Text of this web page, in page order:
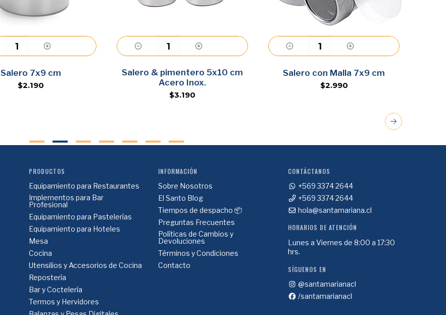
Agregar
Salero 7x9 cm
$2.190
Agregar
Salero & pimentero 5x10 cm
Acero Inox.
$3.190
Agregar
Salero con Malla 7x9 cm
$2.990
PRODUCTOS
Equipamiento para Restaurantes
Implementos para Bar
Profesional
Equipamiento para Pastelerías
Equipamiento para Hoteles
Mesa
Cocina
Utensilios y Accesorios de Cocina
Repostería
Bar y Coctelería
Termos y Hervidores
INFORMACIÓN
Sobre Nosotros
El Santo Blog
Tiempos de despacho 📦
Preguntas Frecuentes
Políticas de Cambios y
Devoluciones
Términos y Condiciones
Contacto
CONTÁCTANOS
+569 3374 2644
+569 3374 2644
hola@santamariana.cl
HORARIOS DE ATENCIÓN
Lunes a Viernes de 8:00 a 17:30
hrs.
SÍGUENOS EN
@santamarianacl
/santamarianacl